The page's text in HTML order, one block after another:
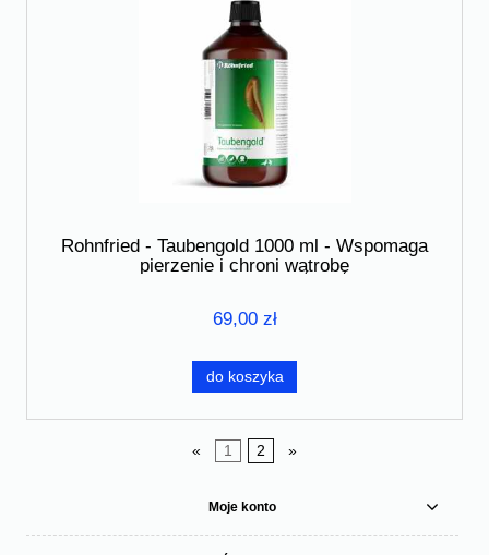
Rohnfried - Taubengold 1000 ml - Wspomaga
pierzenie i chroni wątrobę
69,00 zł
do koszyka
« 1 2 »
Moje konto